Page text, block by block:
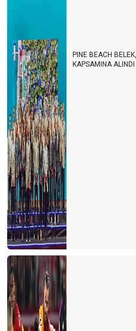
2021 yılı turizmde umut ve endişe
Antalya dünyanın en iyisi
Antalya yurt dışı uçuşlara
TURİZM İSTATİSTİKLERİ DEVLET
Lara-Kundu'nun unutulan arka
Bu işin sonu nereye varacak?
İki derede bir arada
Siyasiler tepişiyor turizm eziliyor
Turist için erken mi davrandık?
Turizm Bakanlığı Turizm online
ardı ediyor?
Avrupa ve Rusya siyasetinin
bekleniyor
Her kafadan bir ses çıkıyor
PINE BEACH
KAPSAMINA ALINDI